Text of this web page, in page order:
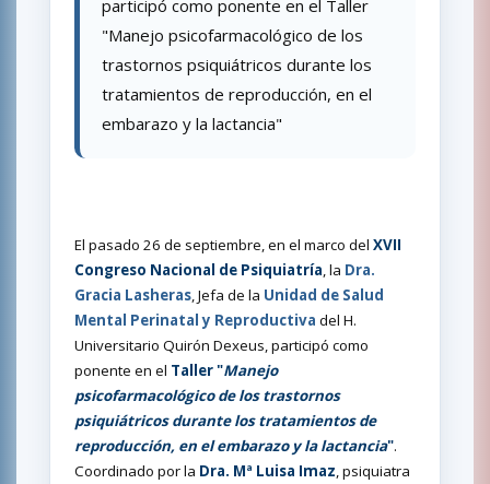
participó como ponente en el Taller
"Manejo psicofarmacológico de los
trastornos psiquiátricos durante los
tratamientos de reproducción, en el
embarazo y la lactancia"
El pasado 26 de septiembre, en el marco del XVII
Congreso Nacional de Psiquiatría, la Dra.
Gracia Lasheras, Jefa de la Unidad de Salud
Mental Perinatal y Reproductiva del H.
Universitario Quirón Dexeus, participó como
ponente en el Taller "Manejo
psicofarmacológico de los trastornos
psiquiátricos durante los tratamientos de
reproducción, en el embarazo y la lactancia".
Coordinado por la Dra. Mª Luisa Imaz, psiquiatra